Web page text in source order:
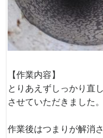
【作業内容】
とりあえずしっかり直
させていただきました。
作業後はつまりが解消